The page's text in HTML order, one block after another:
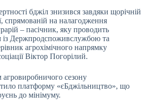
бджіл знизився завдяки щорічній
спрямованій на налагодження
– пасічник, яку проводить
із Держпродспоживслужбою та
агрохімічного напрямку
Віктор Погорілий.
агровиробничого сезону
платформу «єБджільництво», що
до мінімуму.